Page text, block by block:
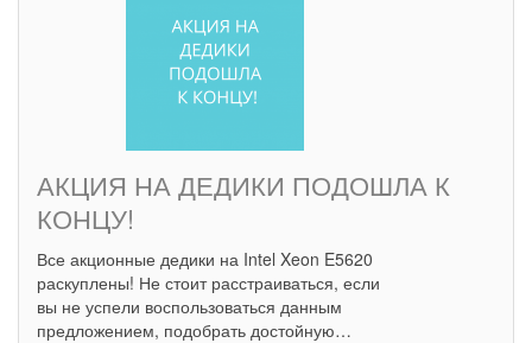
АКЦИЯ НА ДЕДИКИ ПОДОШЛА К
КОНЦУ!
Все акционные дедики на Intel Xeon E5620
раскуплены! Не стоит расстраиваться, если
вы не успели воспользоваться данным
предложением, подобрать достойную…